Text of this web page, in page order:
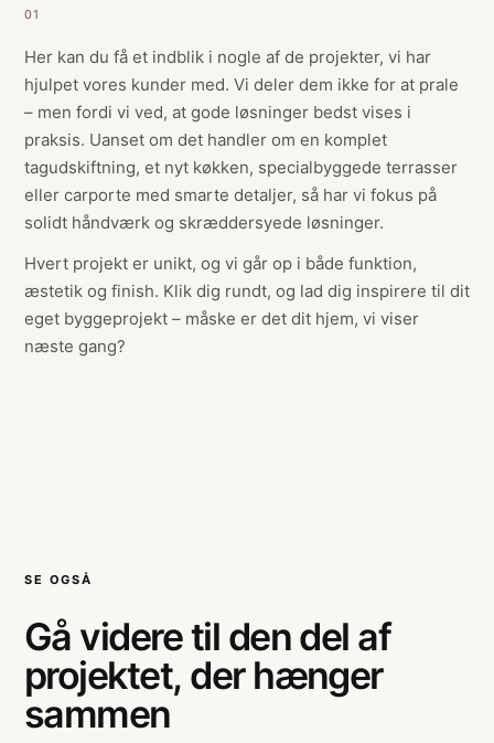
01
Her kan du få et indblik i nogle af de projekter, vi har
hjulpet vores kunder med. Vi deler dem ikke for at prale
– men fordi vi ved, at gode løsninger bedst vises i
praksis. Uanset om det handler om en komplet
tagudskiftning, et nyt køkken, specialbyggede terrasser
eller carporte med smarte detaljer, så har vi fokus på
solidt håndværk og skræddersyede løsninger.
Hvert projekt er unikt, og vi går op i både funktion,
æstetik og finish. Klik dig rundt, og lad dig inspirere til dit
eget byggeprojekt – måske er det dit hjem, vi viser
næste gang?
SE OGSÅ
Gå videre til den del af
projektet, der hænger
sammen